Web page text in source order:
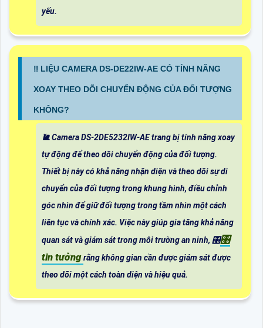
yếu.
‼️ LIỆU CAMERA DS-DE22IW-AE CÓ TÍNH NĂNG
XOAY THEO DÕI CHUYỂN ĐỘNG CỦA ĐỐI TƯỢNG
KHÔNG?
🐌 Camera DS-2DE5232IW-AE trang bị tính năng xoay
tự động để theo dõi chuyển động của đối tượng.
Thiết bị này có khả năng nhận diện và theo dõi sự di
chuyển của đối tượng trong khung hình, điều chỉnh
góc nhìn để giữ đối tượng trong tầm nhìn một cách
liên tục và chính xác. Việc này giúp gia tăng khả năng
quan sát và giám sát trong môi trường an ninh, 🎛🎛
tin tưởng rằng không gian cần được giám sát được
theo dõi một cách toàn diện và hiệu quả.